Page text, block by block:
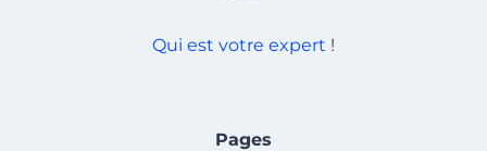
Qui est votre expert !
Pages